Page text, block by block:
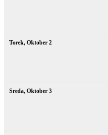
Torek, Oktober 2
Sreda, Oktober 3